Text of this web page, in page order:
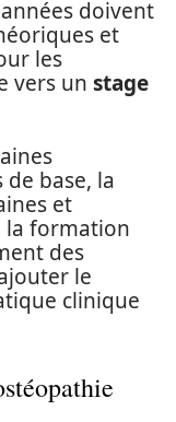
doivent
et
les
vers un stage
de base, la
et
la formation
des
le
clinique